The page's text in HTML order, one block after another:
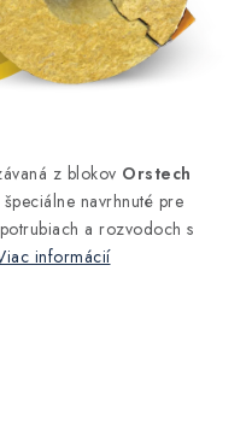
z blokov Orstech
navrhnuté pre
a rozvodoch s
informácií